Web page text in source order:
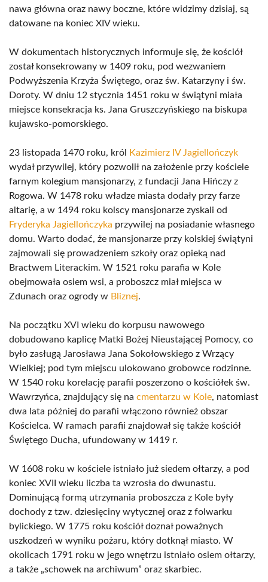
nawa główna oraz nawy boczne, które widzimy dzisiaj, są
datowane na koniec XIV wieku.
W dokumentach historycznych informuje się, że kościół
został konsekrowany w 1409 roku, pod wezwaniem
Podwyższenia Krzyża Świętego, oraz św. Katarzyny i św.
Doroty. W dniu 12 stycznia 1451 roku w świątyni miała
miejsce konsekracja ks. Jana Gruszczyńskiego na biskupa
kujawsko-pomorskiego.
23 listopada 1470 roku, król
Kazimierz IV Jagiellończyk
wydał przywilej, który pozwolił na założenie przy kościele
farnym kolegium mansjonarzy, z fundacji Jana Hińczy z
Rogowa. W 1478 roku władze miasta dodały przy farze
altarię, a w 1494 roku kolscy mansjonarze zyskali od
Fryderyka Jagiellończyka przywilej na posiadanie własnego
domu. Warto dodać, że mansjonarze przy kolskiej świątyni
zajmowali się prowadzeniem szkoły oraz opieką nad
Bractwem Literackim. W 1521 roku parafia w Kole
obejmowała osiem wsi, a proboszcz miał miejsca w
Zdunach oraz ogrody w Bliznej.
Na początku XVI wieku do korpusu nawowego
dobudowano kaplicę Matki Bożej Nieustającej Pomocy, co
było zasługą Jarosława Jana Sokołowskiego z Wrzący
Wielkiej; pod tym miejscu ulokowano grobowce rodzinne.
W 1540 roku korelację parafii poszerzono o kościółek św.
Wawrzyńca, znajdujący się na cmentarzu w Kole, natomiast
dwa lata później do parafii włączono również obszar
Kościelca. W ramach parafii znajdował się także kościół
Świętego Ducha, ufundowany w 1419 r.
W 1608 roku w kościele istniało już siedem ołtarzy, a pod
koniec XVII wieku liczba ta wzrosła do dwunastu.
Dominującą formą utrzymania proboszcza z Kole były
dochody z tzw. dziesięciny wytycznej oraz z folwarku
bylickiego. W 1775 roku kościół doznał poważnych
uszkodzeń w wyniku pożaru, który dotknął miasto. W
okolicach 1791 roku w jego wnętrzu istniało osiem ołtarzy,
a także „schowek na archiwum” oraz skarbiec.